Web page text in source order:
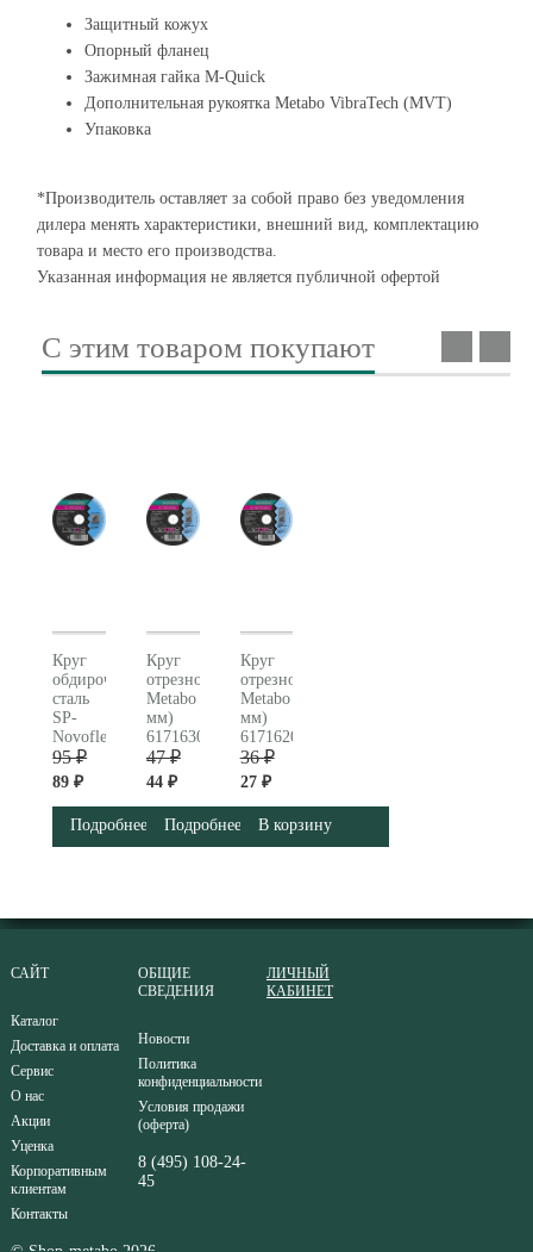
Защитный кожух
Опорный фланец
Зажимная гайка M-Quick
Дополнительная рукоятка Metabo VibraTech (MVT)
Упаковка
*Производитель оставляет за собой право без уведомления
дилера менять характеристики, внешний вид, комплектацию
товара и место его производства.
Указанная информация не является публичной офертой
С этим товаром покупают
Круг
обдирочный
сталь
SP-
Novoflex
Metabo (125x6.0x22,23
мм)
95 ₽
89 ₽
Подробнее
Круг
отрезной
Metabo (125x2.0x22,23
мм)
617163000
47 ₽
44 ₽
Подробнее
Круг
отрезной
Metabo (125x1.0x22,23
мм)
617162000
36 ₽
27 ₽
В корзину
САЙТ
Каталог
Доставка и оплата
Сервис
О нас
Акции
Уценка
Корпоративным
клиентам
Контакты
ОБЩИЕ
СВЕДЕНИЯ
Новости
Политика
конфиденциальности
Условия продажи
(оферта)
8 (495) 108-24-
45
ЛИЧНЫЙ
КАБИНЕТ